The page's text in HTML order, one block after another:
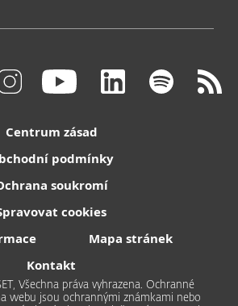
Centrum zásad
podmínky
soukromí
cookies
Mapa stránek
Kontakt
Všechna práva vyhrazena. Ochranné
webu jsou ochrannými známkami nebo